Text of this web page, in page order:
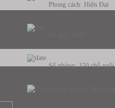
Phong cách: Hiện Đại
Số phòng: 150 chỗ ngồi